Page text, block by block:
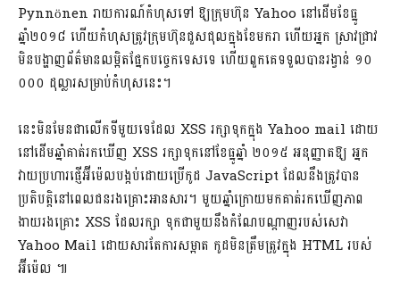
Pynnönen រាយការណ៍កំហុសទៅ ឱ្យក្រុមហ៊ុន Yahoo នៅដើមខែធ្នូ
ឆ្នាំ២០១៨ ហើយកំហុសត្រូវក្រុមហ៊ុនជួសជុលក្នុងខែមករា ហើយអ្នក ស្រាវជ្រាវ
មិនបង្ហាញព័ត៌មានលម្អិតផ្នែកបច្ចេកទេសទេ ហើយពួកគេទទួលបានរង្វាន់ ១០
០០០ ដុល្លារសម្រាប់កំហុសនេះ។
នេះមិនមែនជាលើកទីមួយទេដែល XSS រក្សាទុកក្នុង Yahoo mail ដោយ
នៅដើមឆ្នាំគាត់រកឃើញ XSS រក្សាទុកនៅខែធ្នូឆ្នាំ ២០១៥ អនុញ្ញាតឱ្យ អ្នក
វាយប្រហារផ្ញើអ៊ីម៉េលបង្កប់ដោយប្រើកូដ JavaScript ដែលនឹងត្រូវបាន
ប្រតិបត្តិ​នៅពេល​ជនរងគ្រោះអានសារ។ មួយឆ្នាំក្រោយមកគាត់រកឃើញភាព
ងាយរងគ្រោះ XSS ដែលរក្សា ទុកជាមួយនឹងកំណែបណ្ដាញរបស់សេវា
Yahoo Mail ដោយសារតែការសម្អាត កូដមិនត្រឹមត្រូវក្នុង HTML របស់
អ៊ីម៉េល ៕